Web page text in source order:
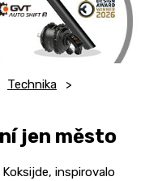
Technika
jen město
inspirovalo